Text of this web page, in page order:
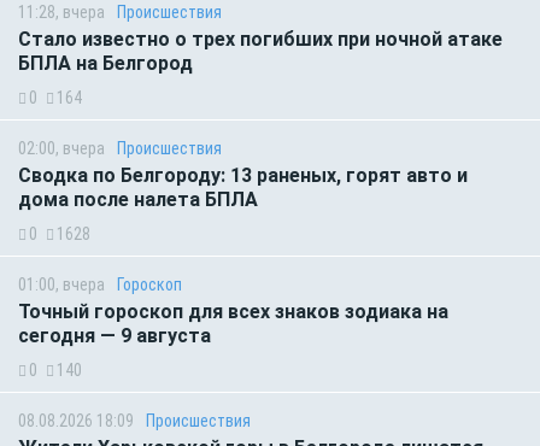
11:28, вчера Происшествия
Стало известно о трех погибших при ночной атаке
БПЛА на Белгород
0 164
02:00, вчера Происшествия
Сводка по Белгороду: 13 раненых, горят авто и
дома после налета БПЛА
0 1628
01:00, вчера Гороскоп
Точный гороскоп для всех знаков зодиака на
сегодня — 9 августа
0 140
08.08.2026 18:09 Происшествия